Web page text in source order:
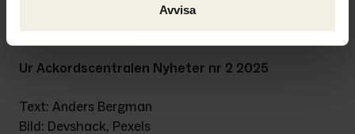
Avvisa
av konkursbona, berättar Anders
Bergman.
Ur Ackordscentralen Nyheter nr 2 2025
Text: Anders Bergman
Bild: Devshack, Pexels